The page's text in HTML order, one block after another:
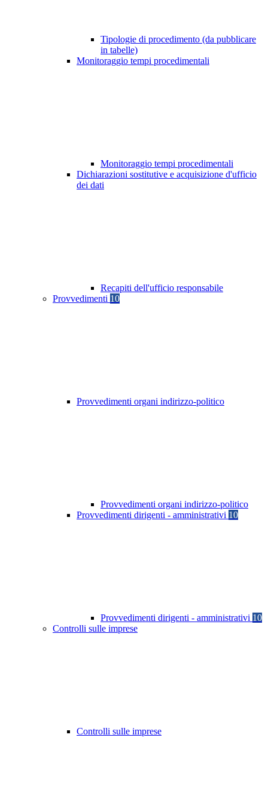
Tipologie di procedimento (da pubblicare
in tabelle)
Monitoraggio tempi procedimentali
Monitoraggio tempi procedimentali
Dichiarazioni sostitutive e acquisizione d'ufficio
dei dati
Recapiti dell'ufficio responsabile
Provvedimenti 10
Provvedimenti organi indirizzo-politico
Provvedimenti organi indirizzo-politico
Provvedimenti dirigenti - amministrativi 10
Provvedimenti dirigenti - amministrativi 10
Controlli sulle imprese
Controlli sulle imprese